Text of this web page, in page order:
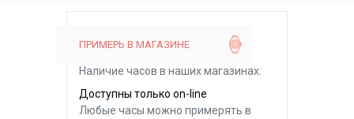
ПРИМЕРЬ В МАГАЗИНЕ
Наличие часов в наших магазинах:
Доступны только on-line
Любые часы можно примерять в